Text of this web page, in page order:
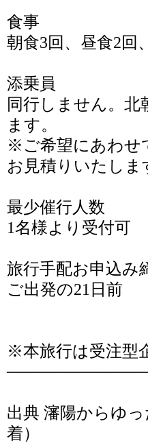
食事
朝食3回、昼食2
添乗員
同行しません。北
ます。
※ご希望にあわせ
お見積りいたし
最少催行人数
1名様より受付可
旅行手配お申込み
ご出発の21日前
※本旅行は受注型
出典 瀋陽からゆ
着）